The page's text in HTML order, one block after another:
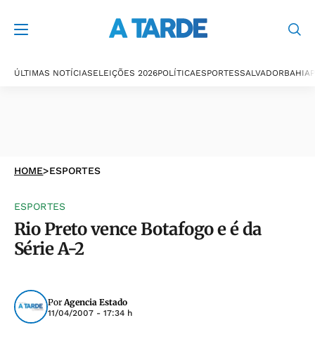
ÚLTIMAS NOTÍCIASELEIÇÕES 2026POLÍTICAESPORTESSALVADORBAHIA
HOME>ESPORTES
ESPORTES
Rio Preto vence Botafogo e é da
Série A-2
PorAgencia Estado
11/04/2007 - 17:34 h